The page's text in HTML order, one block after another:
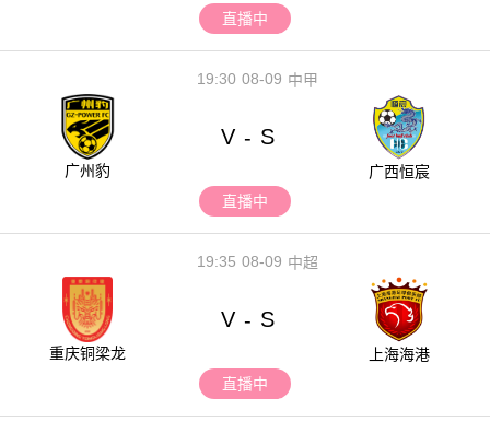
直播中
08-09
19:30 中甲
广州豹
V - S
广西恒宸
直播中
08-09
19:35 中超
重庆铜梁龙
V - S
上海海港
直播中